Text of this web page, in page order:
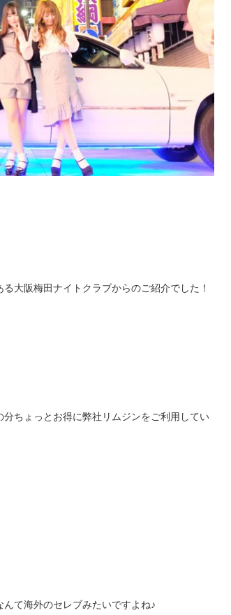
大阪梅田ナイトクラブからのご紹介でした！
ちょっとお得に弊社リムジンをご利用してい
て海外のセレブみたいですよね♪